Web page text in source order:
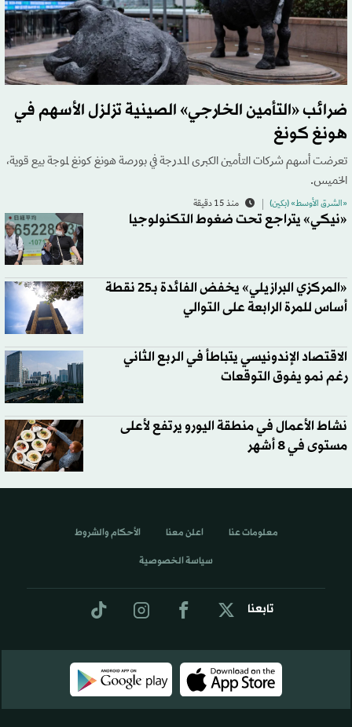
ضرائب «التأمين الخارجي» الصينية تزلزل الأسهم في
هونغ كونغ
تعرضت أسهم شركات التأمين الكبرى المدرجة في بورصة هونغ كونغ لموجة بيع قوية،
الخميس.
«الشرق الأوسط» (بكين) منذ 15 دقيقة
«نيكي» يتراجع تحت ضغوط التكنولوجيا
«المركزي البرازيلي» يخفض الفائدة بـ25 نقطة
أساس للمرة الرابعة على التوالي
الاقتصاد الإندونيسي يتباطأ في الربع الثاني
رغم نمو يفوق التوقعات
نشاط الأعمال في منطقة اليورو يرتفع لأعلى
مستوى في 8 أشهر
تابعنا
معلومات عنا اعلن معنا الأحكام والشروط
سياسة الخصوصية